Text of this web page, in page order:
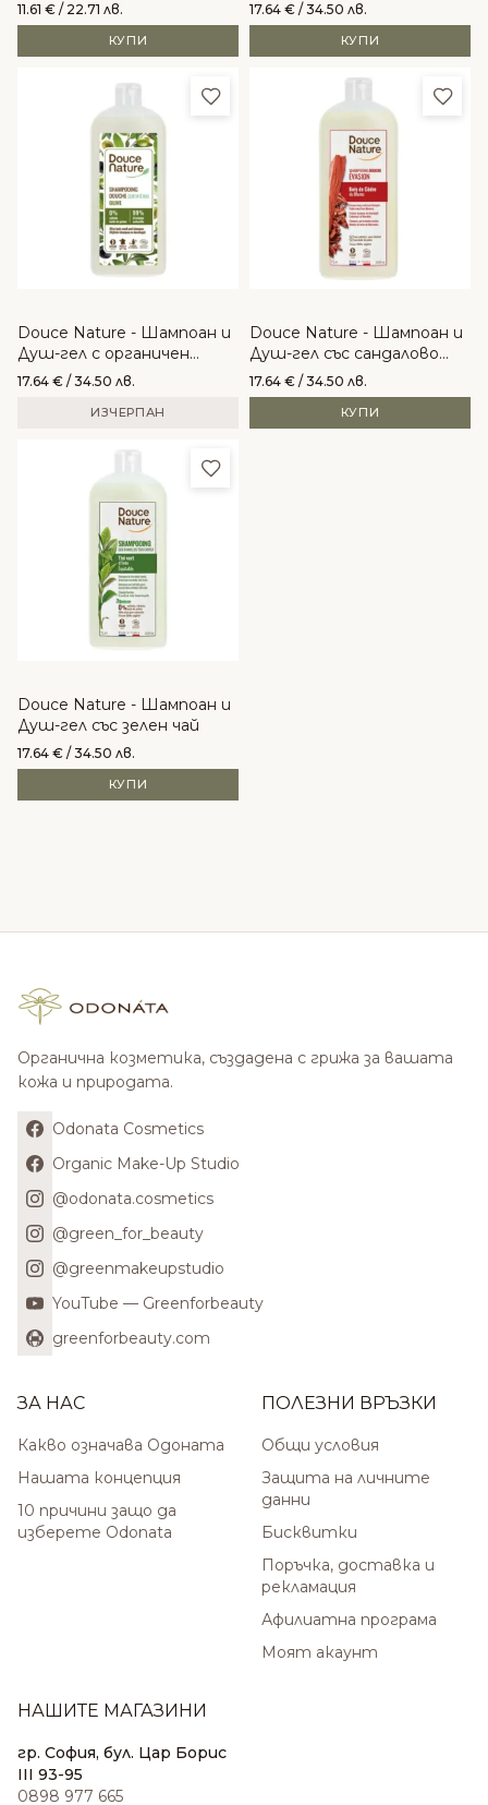
11.61 € / 22.71 лв.
КУПИ
17.64 € / 34.50 лв.
КУПИ
Добави в любими
Douce Nature - Шампоан и
Душ-гел с органичен
зехтин
17.64 € / 34.50 лв.
ИЗЧЕРПАН
Douce Nature - Шампоан и
Душ-гел със сандалово
дърво
17.64 € / 34.50 лв.
КУПИ
Добави в любими
Douce Nature - Шампоан и
Душ-гел със зелен чай
17.64 € / 34.50 лв.
КУПИ
Органична козметика, създадена с грижа за вашата
кожа и природата.
Odonata Cosmetics
Organic Make-Up Studio
@odonata.cosmetics
@green_for_beauty
@greenmakeupstudio
YouTube — Greenforbeauty
greenforbeauty.com
ЗА НАС
Какво означава Одоната
Нашата концепция
10 причини защо да
изберете Odonata
ПОЛЕЗНИ ВРЪЗКИ
Общи условия
Защита на личните
данни
Бисквитки
Поръчка, доставка и
рекламация
Афилиатна програма
Моят акаунт
НАШИТЕ МАГАЗИНИ
гр. София, бул. Цар Борис
III 93-95
0898 977 665